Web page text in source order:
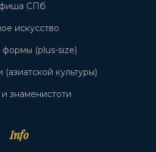
СПб
искусство
(plus-size)
культуры)
знаменистоти
Info